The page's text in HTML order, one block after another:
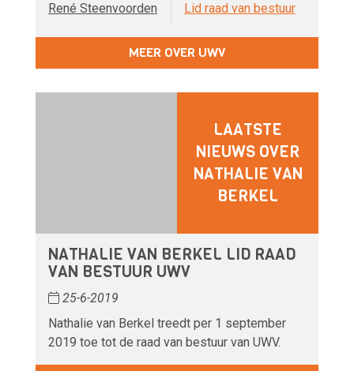
René Steenvoorden Lid raad van bestuur
MEER OVER UWV
LAATSTE
NIEUWS OVER
NATHALIE VAN
BERKEL
NATHALIE VAN BERKEL LID RAAD
VAN BESTUUR UWV
25-6-2019
Nathalie van Berkel treedt per 1 september
2019 toe tot de raad van bestuur van UWV.